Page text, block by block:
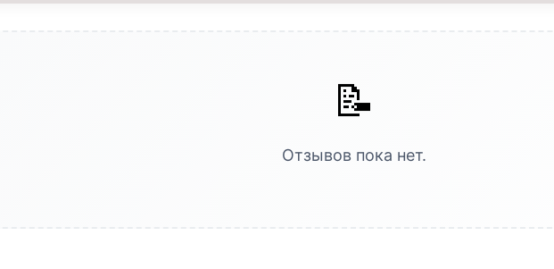
📝
Отзывов пока нет.